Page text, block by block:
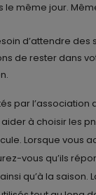
le même jour.
d’attendre des
de rester dans
par l’association
à choisir les
Lorsque vous
vous qu’ils
qu’à la saison.